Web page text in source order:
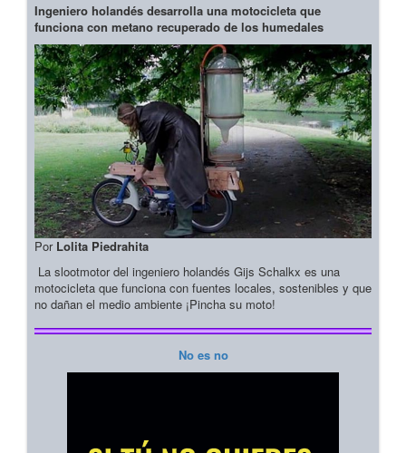
Ingeniero holandés desarrolla una motocicleta que
funciona con metano recuperado de los humedales
Por Lolita Piedrahita
La slootmotor del ingeniero holandés Gijs Schalkx es una
motocicleta que funciona con fuentes locales, sostenibles y que
no dañan el medio ambiente ¡Pincha su moto!
No es no